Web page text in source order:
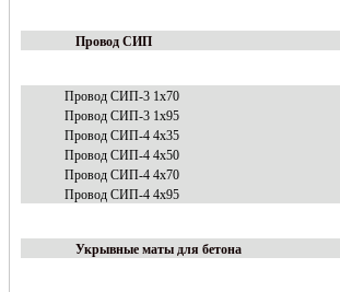
Провод СИП
Провод СИП-3 1х70
Провод СИП-3 1х95
Провод СИП-4 4х35
Провод СИП-4 4х50
Провод СИП-4 4х70
Провод СИП-4 4х95
Укрывные маты для бетона